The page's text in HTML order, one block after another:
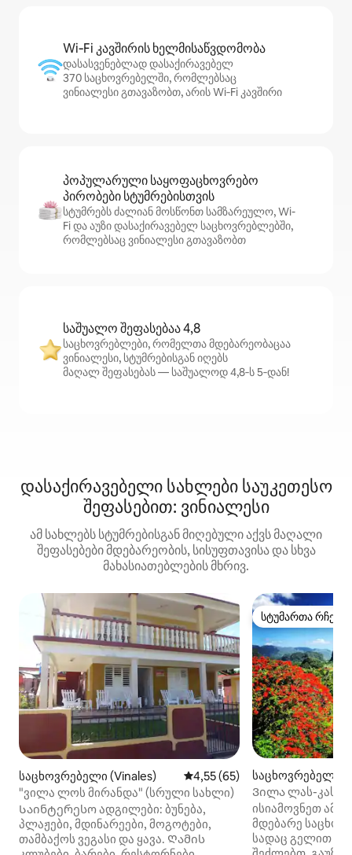
Wi‑Fi კავშირის ხელმისაწვდომობა
დასასვენებლად დასაქირავებელ
370 საცხოვრებელში, რომლებსაც
ვინიალესი გთავაზობთ, არის Wi‑Fi კავშირი
პოპულარული საყოფაცხოვრებო
პირობები სტუმრებისთვის
სტუმრებს ძალიან მოსწონთ სამზარეულო, Wi-
Fi და აუზი დასაქირავებელ საცხოვრებლებში,
რომლებსაც ვინიალესი გთავაზობთ
საშუალო შეფასებაა 4,8
საცხოვრებლები, რომელთა მდებარეობაცაა
ვინიალესი, სტუმრებისგან იღებს
მაღალ შეფასებას — საშუალოდ 4,8‑ს 5‑დან!
დასაქირავებელი სახლები საუკეთესო
შეფასებით: ვინიალესი
ამ სახლებს სტუმრებისგან მიღებული აქვს მაღალი
შეფასებები მდებარეობის, სისუფთავისა და სხვა
მახასიათებლების მხრივ.
საცხოვრებელი (Vinales) საშუალო შეფასებაა 5‑დან
4,55 (65)
"ვილა ლოს მირანდა" (სრული სახლი)
Საინტერესო ადგილები: ბუნება,
პლაჟები, მდინარეები, მოგოტები,
თამბაქოს ვეგასი და ყავა. Ღამის
სტუმართა
სტუმართა
საცხოვრებელი
Ვილა ლას-
და გენერადორი
ისიამოვნეთ ამ
მდებარე
სადაც გელით